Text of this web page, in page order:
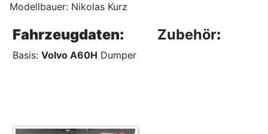
Modellbauer: Nikolas Kurz
Fahrzeugdaten:
Basis: Volvo A60H Dumper
Zubehör: